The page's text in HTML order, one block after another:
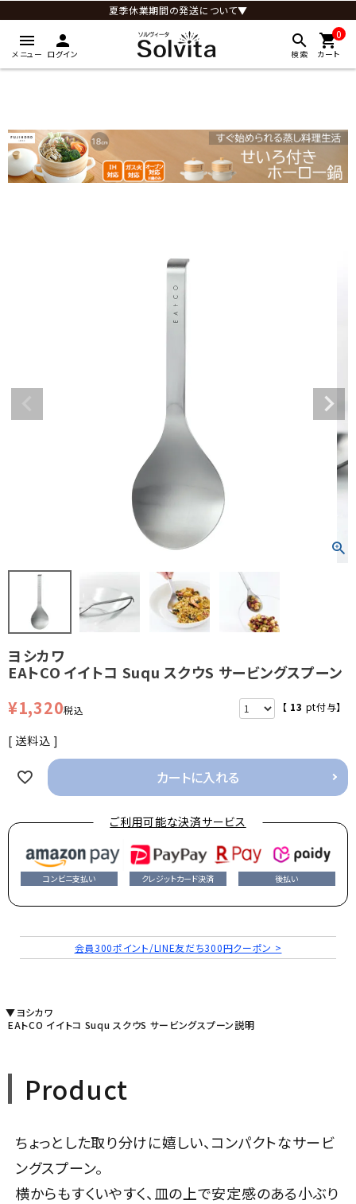
夏季休業期間の発送について▼
menu
メニュー
person
ログイン
search
検索
0
shopping_cart
カート
ヨシカワ
EAトCO イイトコ Suqu スクウS サービングスプーン
¥1,320税込 【 13 pt付与】
送料込
カートに入れる
ご利用可能な決済サービス
コンビニ支払い クレジットカード決済 後払い
会員300ポイント/LINE友だち300円クーポン >
▼ヨシカワ
EAトCO イイトコ Suqu スクウS サービングスプーン説明
Product
ちょっとした取り分けに嬉しい、コンパクトなサービ
ングスプーン。
横からもすくいやすく、皿の上で安定感のある小ぶり